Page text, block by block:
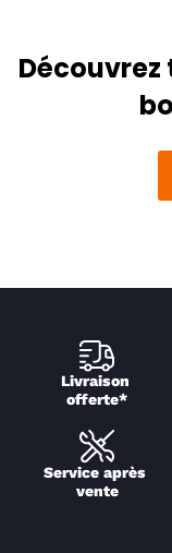
Découvrez
Livraison
offerte*
Service après
vente